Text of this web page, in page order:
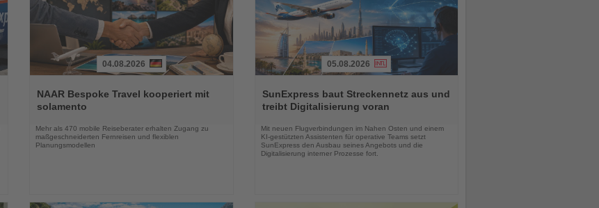
Sie
die
04.08.2026
NAAR Bespoke Travel kooperiert mit
solamento
Mehr als 470 mobile Reiseberater erhalten Zugang zu
maßgeschneiderten Fernreisen und flexiblen
Planungsmodellen
Sie
die
Nachrichten
05.08.2026
SunExpress baut Streckennetz aus und
treibt Digitalisierung voran
Mit neuen Flugverbindungen im Nahen Osten und einem
KI-gestützten Assistenten für operative Teams setzt
SunExpress den Ausbau seines Angebots und die
Digitalisierung interner Prozesse fort.